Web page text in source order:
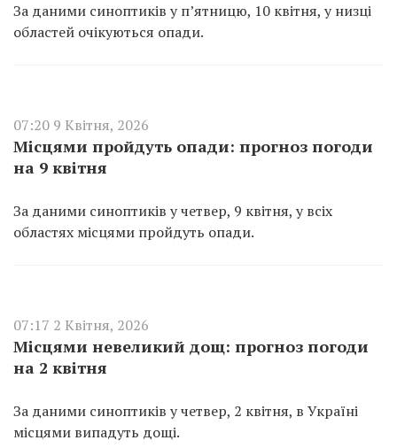
За даними синоптиків у п’ятницю, 10 квітня, у низці
областей очікуються опади.
07:20 9 Квітня, 2026
Місцями пройдуть опади: прогноз погоди
на 9 квітня
За даними синоптиків у четвер, 9 квітня, у всіх
областях місцями пройдуть опади.
07:17 2 Квітня, 2026
Місцями невеликий дощ: прогноз погоди
на 2 квітня
За даними синоптиків у четвер, 2 квітня, в Україні
місцями випадуть дощі.